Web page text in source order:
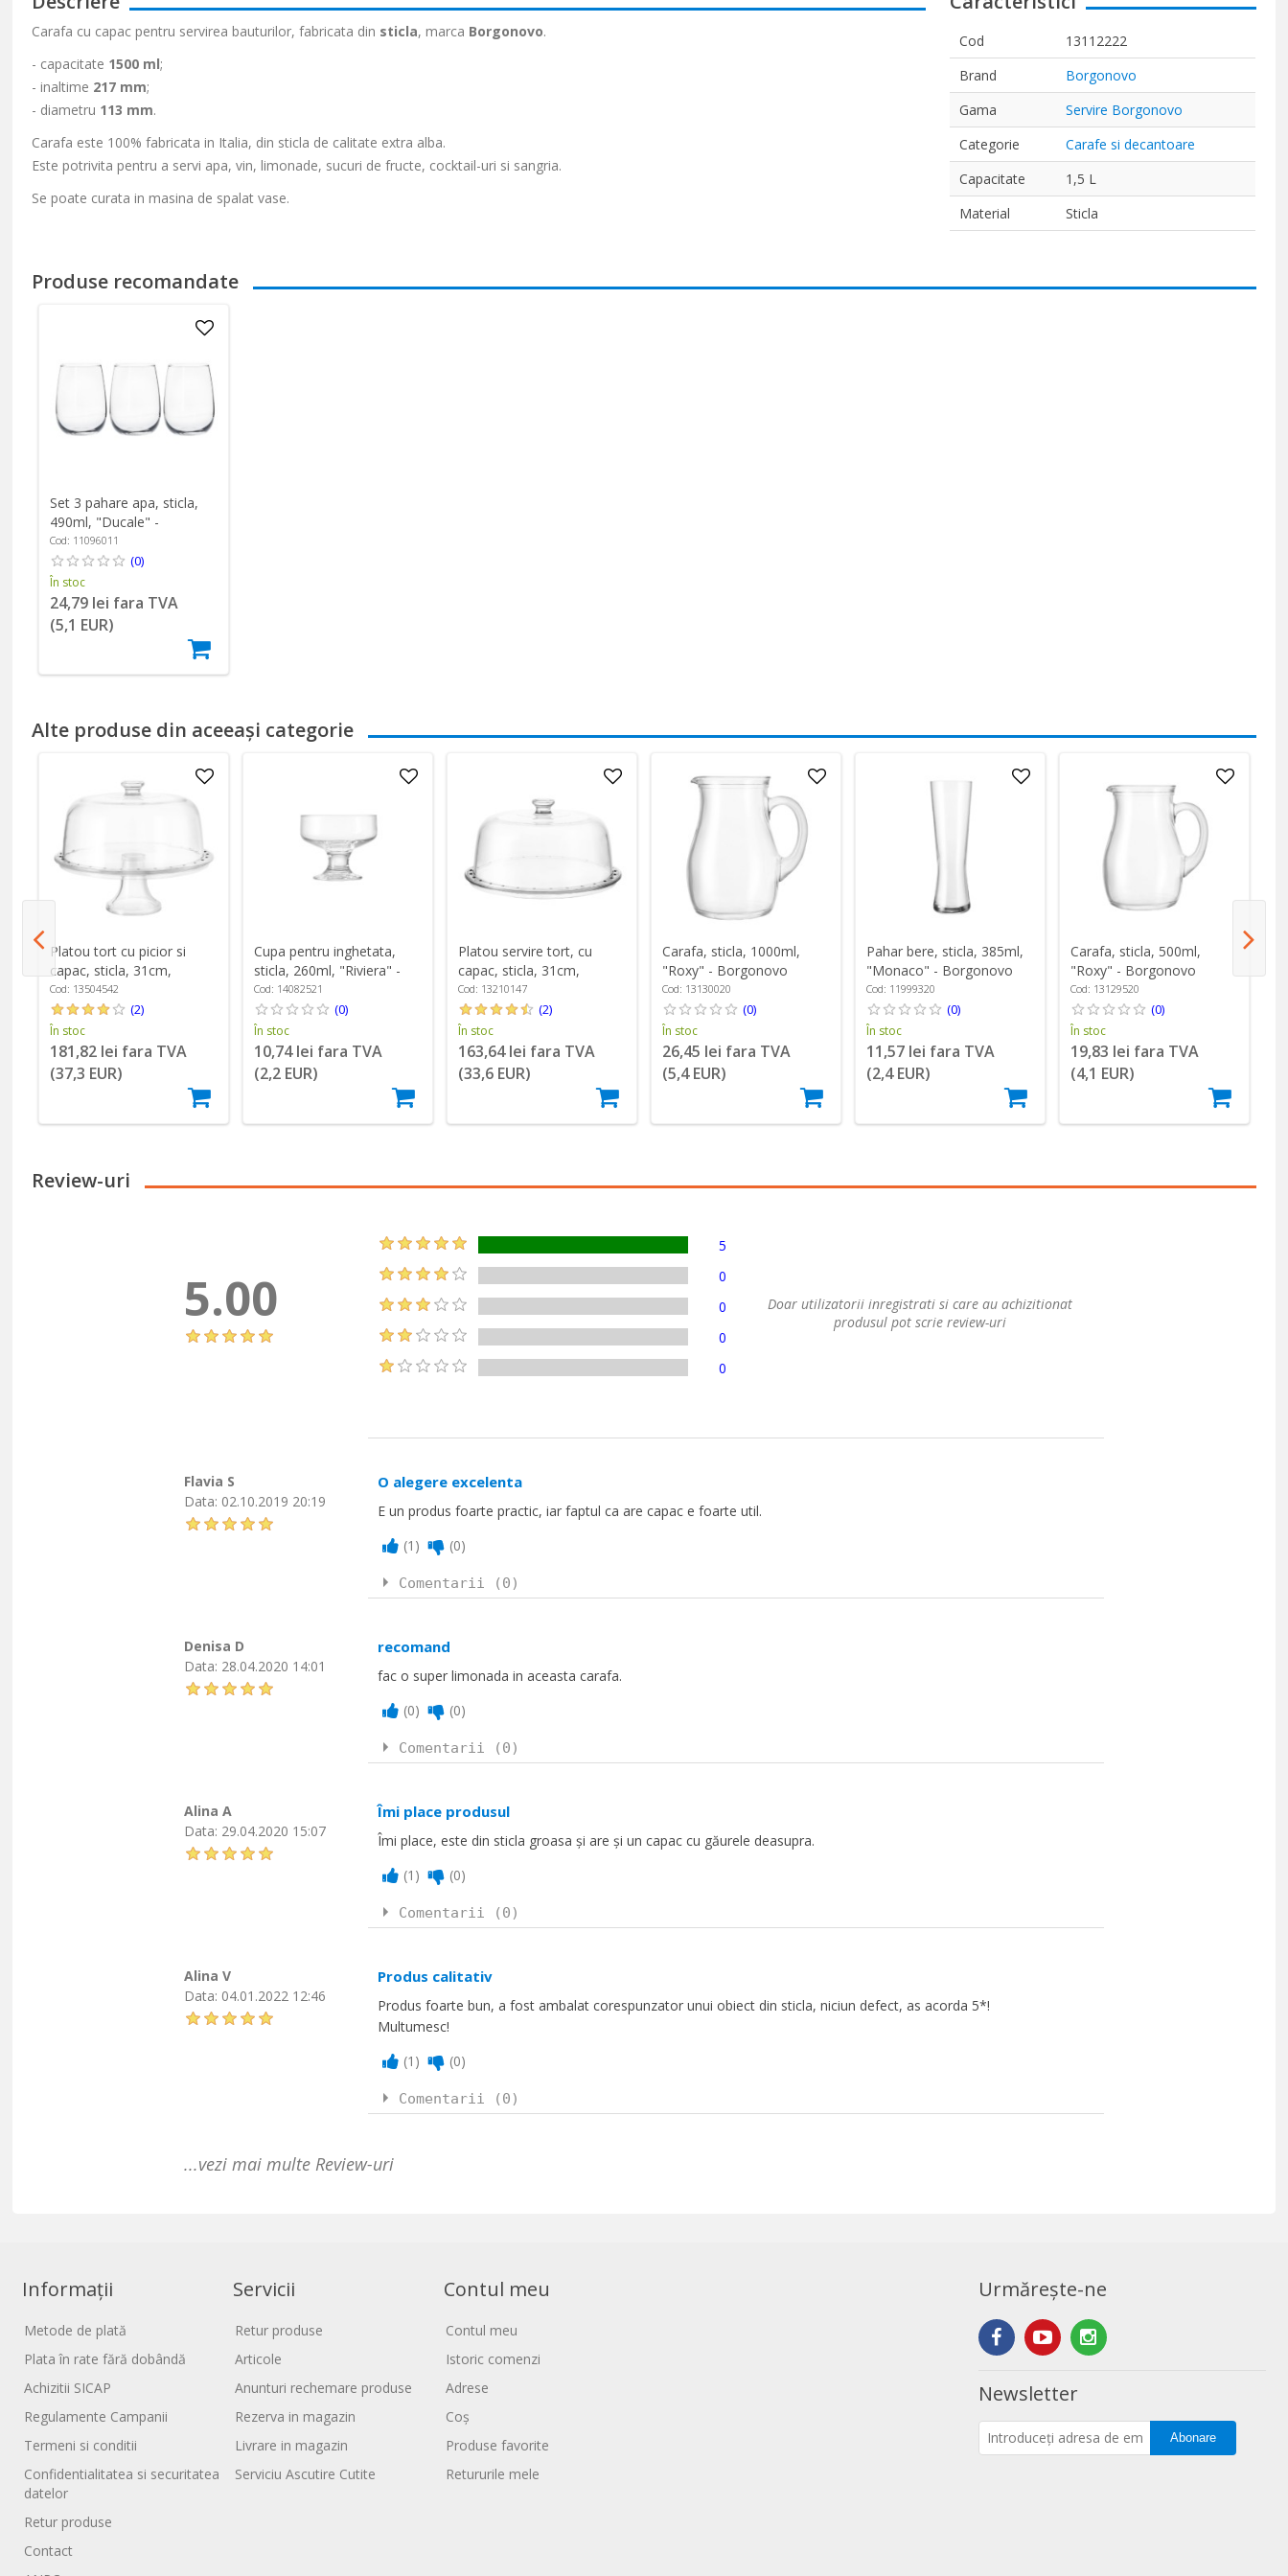
Carafa cu capac pentru servirea bauturilor, fabricata din sticla, marca Borgonovo.
- capacitate 1500 ml;
- inaltime 217 mm;
- diametru 113 mm.
Carafa este 100% fabricata in Italia, din sticla de calitate extra alba.
Este potrivita pentru a servi apa, vin, limonade, sucuri de fructe, cocktail-uri si sangria.
Se poate curata in masina de spalat vase.
Cod
13112222
Brand
Borgonovo
Gama
Servire Borgonovo
Categorie
Carafe si decantoare
Capacitate
1,5 L
Material
Sticla
Produse recomandate
Set 3 pahare apa, sticla,
490ml, "Ducale" -
Borgonovo
Cod: 11096011
(0)
În stoc
24,79 lei fara TVA
(5,1 EUR)
Alte produse din aceeași categorie
Platou tort cu picior si
capac, sticla, 31cm,
"Palladio" - Borgonovo
Cod: 13504542
(2)
În stoc
181,82 lei fara TVA
(37,3 EUR)
Cupa pentru inghetata,
sticla, 260ml, "Riviera" -
Borgonovo
Cod: 14082521
(0)
În stoc
10,74 lei fara TVA
(2,2 EUR)
Platou servire tort, cu
capac, sticla, 31cm,
"Palladio" - Borgonovo
Cod: 13210147
(2)
În stoc
163,64 lei fara TVA
(33,6 EUR)
Carafa, sticla, 1000ml,
"Roxy" - Borgonovo
Cod: 13130020
(0)
În stoc
26,45 lei fara TVA
(5,4 EUR)
Pahar bere, sticla, 385ml,
"Monaco" - Borgonovo
Cod: 11999320
(0)
În stoc
11,57 lei fara TVA
(2,4 EUR)
Carafa, sticla, 500ml,
"Roxy" - Borgonovo
Cod: 13129520
(0)
În stoc
19,83 lei fara TVA
(4,1 EUR)
Review-uri
5.00
5
0
0
0
0
Doar utilizatorii inregistrati si care au achizitionat
produsul pot scrie review-uri
Flavia S
Data: 02.10.2019 20:19
O alegere excelenta
E un produs foarte practic, iar faptul ca are capac e foarte util.
(1 ) (0)
Comentarii (0)
Denisa D
Data: 28.04.2020 14:01
recomand
fac o super limonada in aceasta carafa.
(0) (0)
Comentarii (0)
Alina A
Data: 29.04.2020 15:07
Îmi place produsul
Îmi place, este din sticla groasa și are și un capac cu găurele deasupra.
(1 ) (0)
Comentarii (0)
Alina V
Data: 04.01.2022 12:46
Produs calitativ
Produs foarte bun, a fost ambalat corespunzator unui obiect din sticla, niciun defect, as acorda 5*!
Multumesc!
(1 ) (0)
Comentarii (0)
...vezi mai multe Review-uri
Informații
Metode de plată
Plata în rate fără dobândă
Achizitii SICAP
Regulamente Campanii
Termeni si conditii
Confidentialitatea si securitatea
datelor
Retur produse
Contact
Servicii
Retur produse
Articole
Anunturi rechemare produse
Rezerva in magazin
Livrare in magazin
Serviciu Ascutire Cutite
Contul meu
Contul meu
Istoric comenzi
Adrese
Coș
Produse favorite
Retururile mele
Urmărește-ne
Newsletter
Abonare